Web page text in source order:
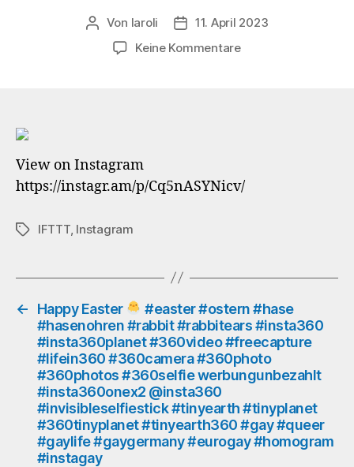
Beitragsautor
Von laroli Veröffentlichungsdatum
11. April 2023
Keine Kommentarezu
#queer
#insta360planet
#lifein360
#360camera
#360photo
#360photos
werbungunbezahlt
#insta360onex2
@insta360
View on Instagram
https://instagr.am/p/Cq5nASYNicv/
Schlagwörter
IFTTT, Instagram
← Happy Easter
#easter #ostern #hase
#hasenohren #rabbit #rabbitears #insta360
#insta360planet #360video #freecapture
#lifein360 #360camera #360photo
#360photos #360selfie werbungunbezahlt
#insta360onex2 @insta360
#invisibleselfiestick #tinyearth #tinyplanet
#360tinyplanet #tinyearth360 #gay #queer
#gaylife #gaygermany #eurogay #homogram
#instagay